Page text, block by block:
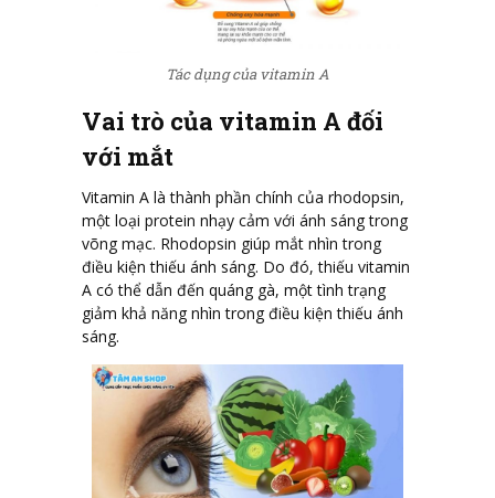
Tác dụng của vitamin A
Vai trò của vitamin A đối
với mắt
Vitamin A là thành phần chính của rhodopsin,
một loại protein nhạy cảm với ánh sáng trong
võng mạc. Rhodopsin giúp mắt nhìn trong
điều kiện thiếu ánh sáng. Do đó, thiếu vitamin
A có thể dẫn đến quáng gà, một tình trạng
giảm khả năng nhìn trong điều kiện thiếu ánh
sáng.